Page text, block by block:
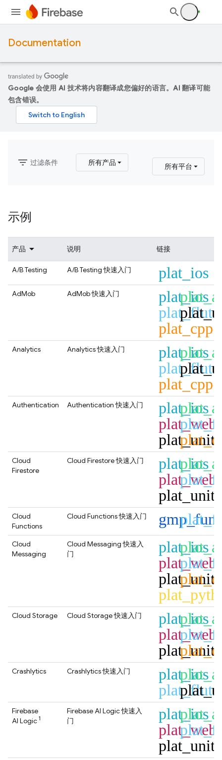
Documentation
Google 会使用 AI 技术将内容翻译成您偏好的语言。AI 翻译可能
包含错误。
filter_list 过滤条件 所有产品 所有平台
示例
产品 说明 链接
A/B Testing A/B Testing快速入门 plat_ios
AdMob AdMob快速入门 plat_ios
plat_cpp
Analytics Analytics快速入门 plat_ios
plat_cpp
Authentication Authentication快速入门 plat_ios
plat_web
Cloud
Firestore
Cloud Firestore快速入门 plat_ios
plat_web
Cloud
Functions
Cloud Functions快速入门
Cloud
Messaging
Cloud Messaging快速入
门
plat_ios
plat_web
Cloud Storage Cloud Storage快速入门 plat_ios
plat_web
Crashlytics Crashlytics快速入门 plat_ios
Firebase
AI Logic 1
Firebase AI Logic快速入
门
plat_ios
plat_web